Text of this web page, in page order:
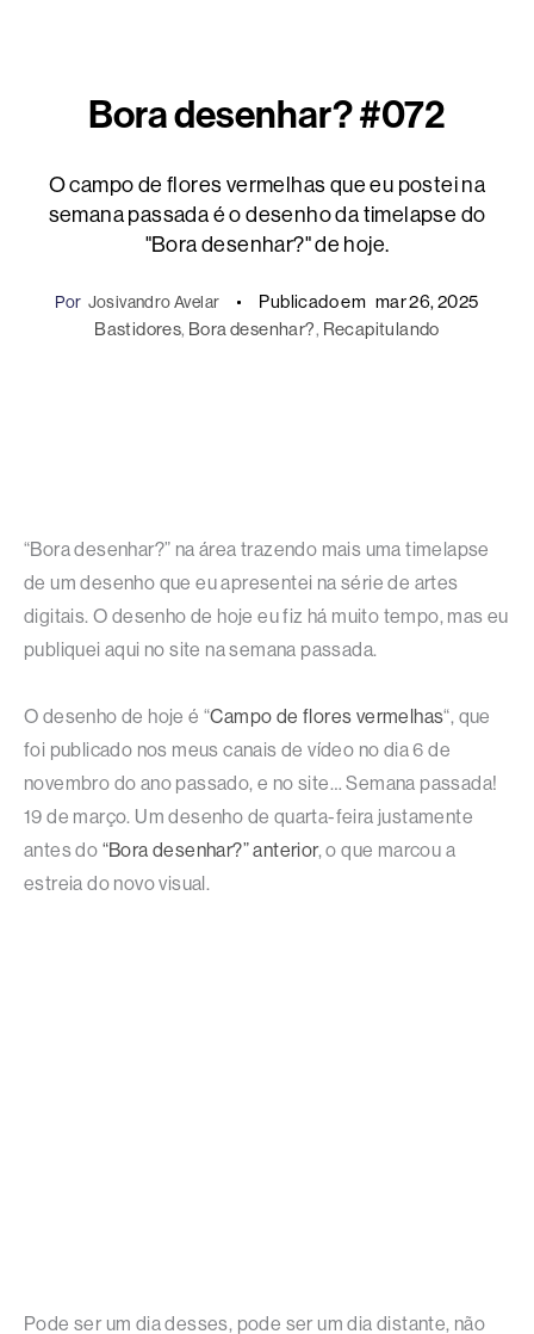
Bora desenhar? #072
O campo de flores vermelhas que eu postei na
semana passada é o desenho da timelapse do
"Bora desenhar?" de hoje.
Por Josivandro Avelar Publicado em mar 26, 2025
Bastidores, Bora desenhar?, Recapitulando
“Bora desenhar?” na área trazendo mais uma timelapse
de um desenho que eu apresentei na série de artes
digitais. O desenho de hoje eu fiz há muito tempo, mas eu
publiquei aqui no site na semana passada.
O desenho de hoje é “Campo de flores vermelhas“, que
foi publicado nos meus canais de vídeo no dia 6 de
novembro do ano passado, e no site… Semana passada!
19 de março. Um desenho de quarta-feira justamente
antes do “Bora desenhar?” anterior, o que marcou a
estreia do novo visual.
Pode ser um dia desses, pode ser um dia distante, não